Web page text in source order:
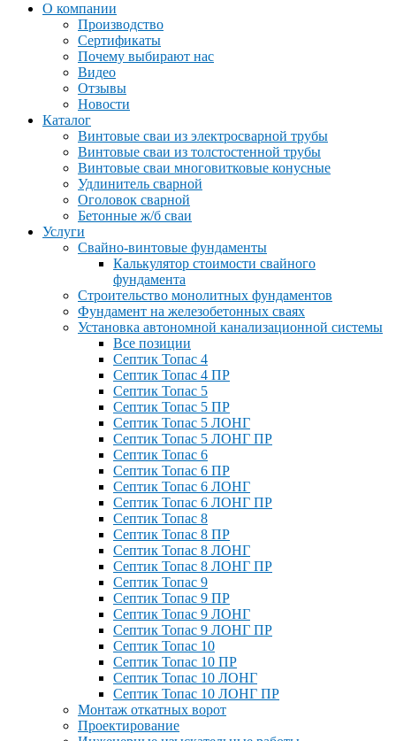
О компании
Производство
Сертификаты
Почему выбирают нас
Видео
Отзывы
Новости
Каталог
Винтовые сваи из электросварной трубы
Винтовые сваи из толстостенной трубы
Винтовые сваи многовитковые конусные
Удлинитель сварной
Оголовок сварной
Бетонные ж/б сваи
Услуги
Свайно-винтовые фундаменты
Калькулятор стоимости свайного
фундамента
Строительство монолитных фундаментов
Фундамент на железобетонных сваях
Установка автономной канализационной системы
Все позиции
Септик Топас 4
Септик Топас 4 ПР
Септик Топас 5
Септик Топас 5 ПР
Септик Топас 5 ЛОНГ
Септик Топас 5 ЛОНГ ПР
Септик Топас 6
Септик Топас 6 ПР
Септик Топас 6 ЛОНГ
Септик Топас 6 ЛОНГ ПР
Септик Топас 8
Септик Топас 8 ПР
Септик Топас 8 ЛОНГ
Септик Топас 8 ЛОНГ ПР
Септик Топас 9
Септик Топас 9 ПР
Септик Топас 9 ЛОНГ
Септик Топас 9 ЛОНГ ПР
Септик Топас 10
Септик Топас 10 ПР
Септик Топас 10 ЛОНГ
Септик Топас 10 ЛОНГ ПР
Монтаж откатных ворот
Проектирование